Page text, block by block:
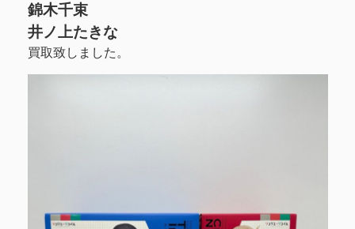
錦木千束
井ノ上たきな
買取致しました。